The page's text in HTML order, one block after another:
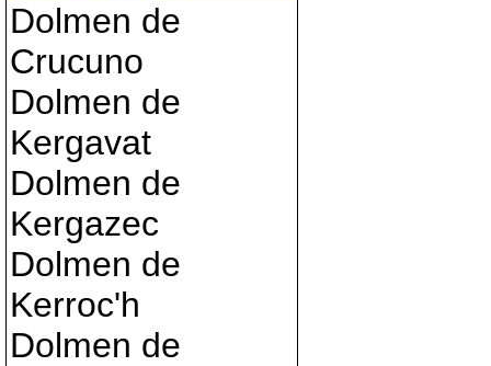
Dolmen de
Crucuno
Dolmen de
Kergavat
Dolmen de
Kergazec
Dolmen de
Kerroc'h
Dolmen de